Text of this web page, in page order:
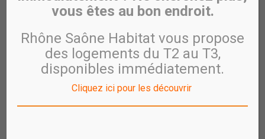
l’accession sociale coopérative sont valorisés
Le respect des plafonds est calculé au niveau de
l’opération sauf pour les PSLA où il est calculé au
niveau de chaque logement.
Des plafonds de ressources à respecter
vous êtes au bon endroit.
Rhône Saône Habitat vous propose
des logements du T2 au T3,
disponibles immédiatement.
Cliquez ici pour les découvrir